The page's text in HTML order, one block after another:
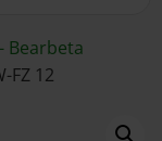
Bearbeta
FZ 12